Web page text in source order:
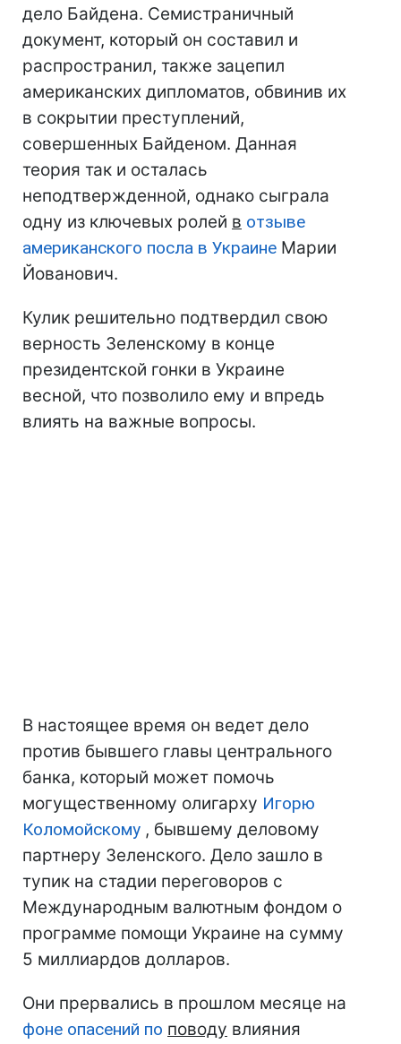
дело Байдена. Семистраничный
документ, который он составил и
распространил, также зацепил
американских дипломатов, обвинив их
в сокрытии преступлений,
совершенных Байденом. Данная
теория так и осталась
неподтвержденной, однако сыграла
одну из ключевых ролей в отзыве
американского посла в Украине Марии
Йованович.
Кулик решительно подтвердил свою
верность Зеленскому в конце
президентской гонки в Украине
весной, что позволило ему и впредь
влиять на важные вопросы.
В настоящее время он ведет дело
против бывшего главы центрального
банка, который может помочь
могущественному олигарху Игорю
Коломойскому , бывшему деловому
партнеру Зеленского. Дело зашло в
тупик на стадии переговоров с
Международным валютным фондом о
программе помощи Украине на сумму
5 миллиардов долларов.
Они прервались в прошлом месяце на
фоне опасений по поводу влияния